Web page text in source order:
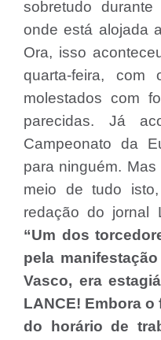
sobretudo
onde está alojada
Ora, isso
quarta-feira, com
molestados com
parecidas. Já
Campeonato da
para ninguém.
meio de tudo
redação do jornal
“Um dos
pela
Vasco, era
LANCE! Embora
do horário de